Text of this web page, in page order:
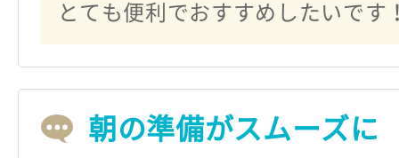
とても便利でおすすめしたいです
朝の準備がスムーズに